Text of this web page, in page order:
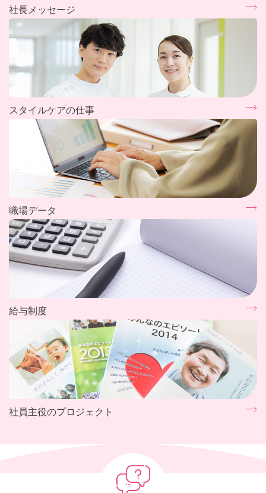
社長メッセージ
スタイルケアの仕事
職場データ
給与制度
社員主役のプロジェクト